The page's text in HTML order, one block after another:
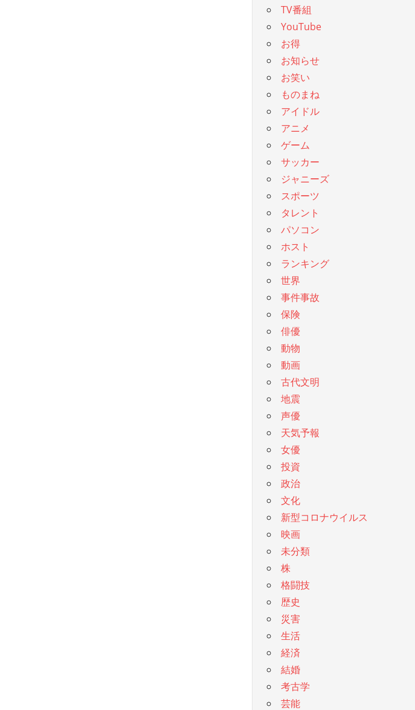
TV番組
YouTube
お得
お知らせ
お笑い
ものまね
アイドル
アニメ
ゲーム
サッカー
ジャニーズ
スポーツ
タレント
パソコン
ホスト
ランキング
世界
事件事故
保険
俳優
動物
動画
古代文明
地震
声優
天気予報
女優
投資
政治
文化
新型コロナウイルス
映画
未分類
株
格闘技
歴史
災害
生活
経済
結婚
考古学
芸能